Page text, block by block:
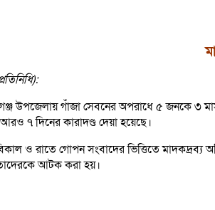
উপজেলায় গাঁজা সেবনের অপরাধে ৫ জনকে ৩ মাস
৭ দিনের কারাদণ্ড দেয়া হয়েছে।
ও রাতে গোপন সংবাদের ভিত্তিতে
আটক করা হয়।